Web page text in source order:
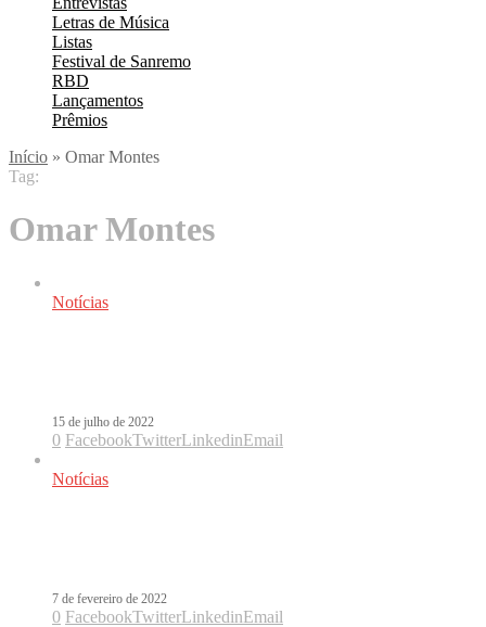
Letras de Música
Listas
Festival de Sanremo
RBD
Lançamentos
Prêmios
Início » Omar Montes
Tag:
Omar Montes
Notícias
15 de julho de 2022
0 FacebookTwitterLinkedinEmail
Notícias
7 de fevereiro de 2022
0 FacebookTwitterLinkedinEmail